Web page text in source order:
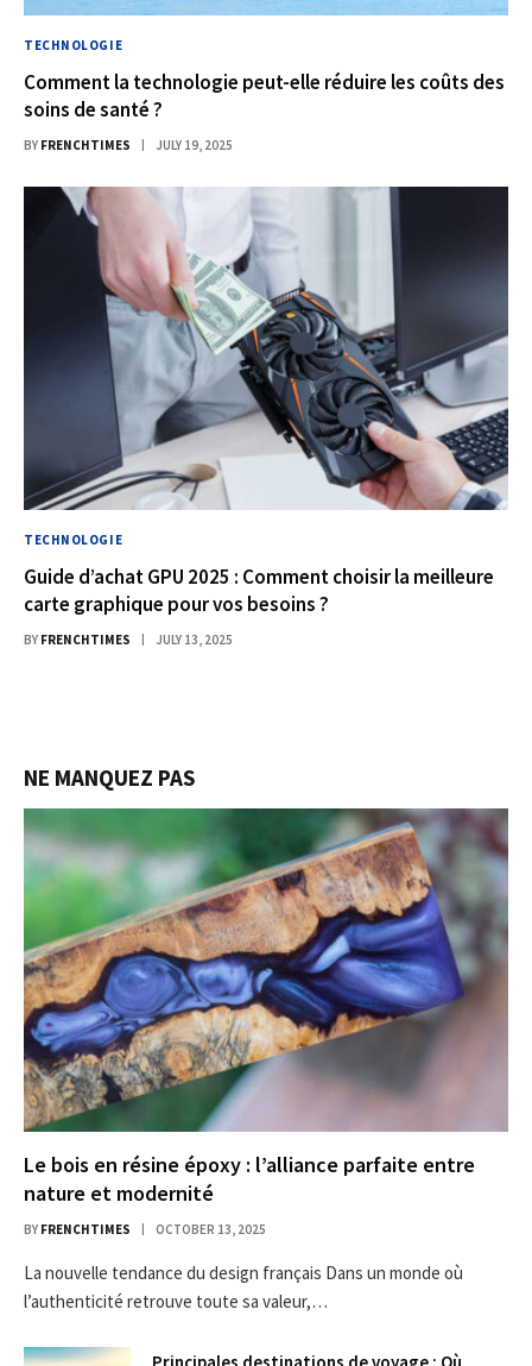
TECHNOLOGIE
Comment la technologie peut-elle réduire les coûts des
soins de santé ?
BY FRENCHTIMES JULY 19, 2025
TECHNOLOGIE
Guide d’achat GPU 2025 : Comment choisir la meilleure
carte graphique pour vos besoins ?
BY FRENCHTIMES JULY 13, 2025
NE MANQUEZ PAS
Le bois en résine époxy : l’alliance parfaite entre
nature et modernité
BY FRENCHTIMES OCTOBER 13, 2025
La nouvelle tendance du design français Dans un monde où
l’authenticité retrouve toute sa valeur,…